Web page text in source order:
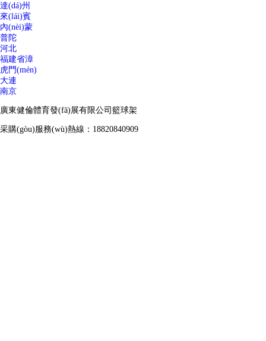
達(dá)州
來(lái)賓
內(nèi)蒙
普陀
河北
福建省漳
虎門(mén)
大連
南京
廣東健倫體育發(fā)展有限公司籃球架
采購(gòu)服務(wù)熱線：18820840909